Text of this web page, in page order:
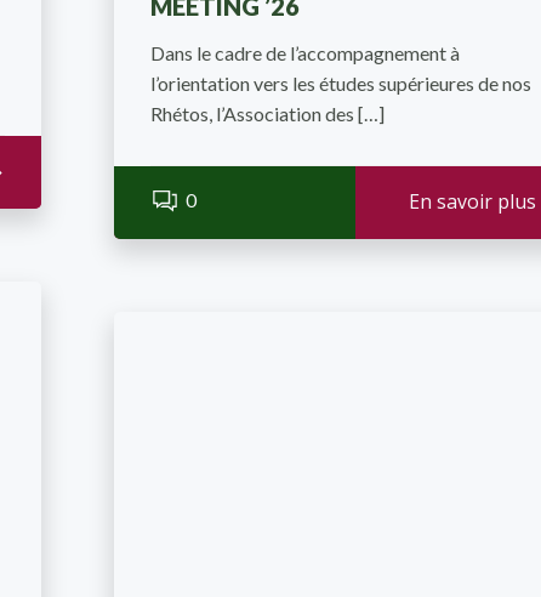
MEETING ’26
Dans le cadre de l’accompagnement à
l’orientation vers les études supérieures de nos
Rhétos, l’Association des […]
0 En savoir plus